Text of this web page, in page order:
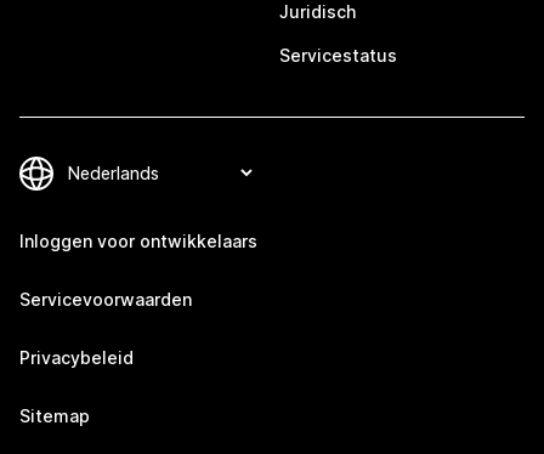
Juridisch
Servicestatus
Inloggen voor ontwikkelaars
Servicevoorwaarden
Privacybeleid
Sitemap